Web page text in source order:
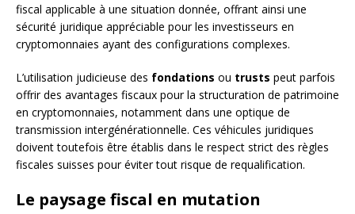
fiscal applicable à une situation donnée, offrant ainsi une
sécurité juridique appréciable pour les investisseurs en
cryptomonnaies ayant des configurations complexes.
L’utilisation judicieuse des fondations ou trusts peut parfois
offrir des avantages fiscaux pour la structuration de patrimoine
en cryptomonnaies, notamment dans une optique de
transmission intergénérationnelle. Ces véhicules juridiques
doivent toutefois être établis dans le respect strict des règles
fiscales suisses pour éviter tout risque de requalification.
Le paysage fiscal en mutation